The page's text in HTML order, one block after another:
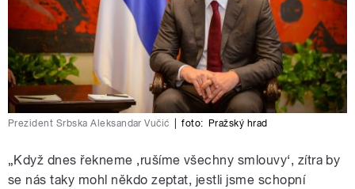
Prezident Srbska Aleksandar Vučić foto: Pražský hrad
„Když dnes řekneme ‚rušíme všechny smlouvy‘, zítra by
se nás taky mohl někdo zeptat, jestli jsme schopní